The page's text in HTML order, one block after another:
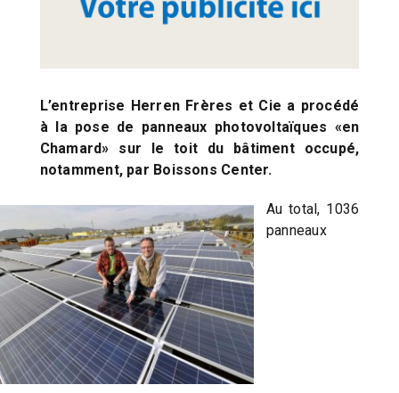
L’entreprise Herren Frères et Cie a procédé
à la pose de panneaux photovoltaïques «en
Chamard» sur le toit du bâtiment occupé,
notamment, par Boissons Center.
Au total, 1036
panneaux